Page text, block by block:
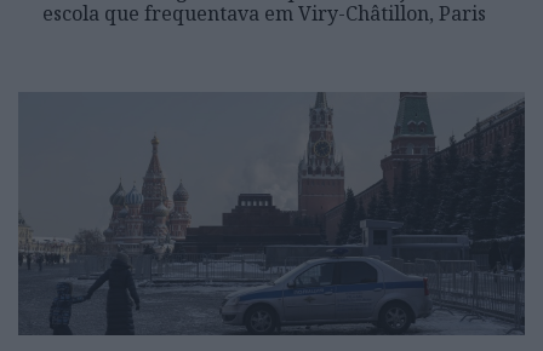
escola que frequentava em Viry-Châtillon, Paris